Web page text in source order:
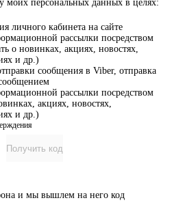
моих персональных данных в целях:
личного кабинета на сайте
рассылки посредством
о новинках, акциях, новостях,
и др.)
сообщения в Viber, отправка
рассылки посредством
акциях, новостях,
и др.)
Получить код
и мы вышлем на него код